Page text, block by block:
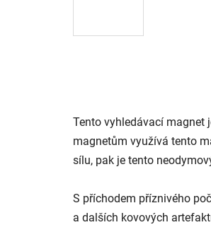
Tento vyhledávací magnet
magnetům využívá tento
sílu, pak je tento
S příchodem příznivého
a dalších kovových